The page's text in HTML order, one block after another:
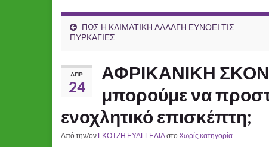
ΠΩΣ Η ΚΛΙΜΑΤΙΚΗ ΑΛΛΑΓΗ ΕΥΝΟΕΙ ΤΙΣ
ΠΥΡΚΑΓΙΕΣ
ΑΠΡ
24
ΑΦΡΙΚΑΝΙΚΗ
μπορούμε να
ενοχλητικό επισκέπτη;
Από την/ον ΓΚΟΤΖΗ ΕΥΑΓΓΕΛΙΑστοΧωρίς κατηγορία